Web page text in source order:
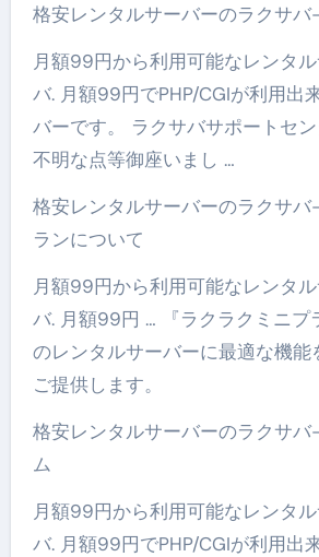
格安レンタルサーバーのラクサ
月額99円から利用可能なレンタ
バ. 月額99円でPHP/CGIが利用出
バーです。 ラクサバサポートセ
不明な点等御座いまし …
格安レンタルサーバーのラクサ
ランについて
月額99円から利用可能なレンタ
バ. 月額99円 … 『ラクラクミニプ
のレンタルサーバーに最適な機能
ご提供します。
格安レンタルサーバーのラクサ
ム
月額99円から利用可能なレンタ
バ. 月額99円でPHP/CGIが利用出